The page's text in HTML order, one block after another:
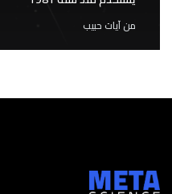
منآيات حبيب